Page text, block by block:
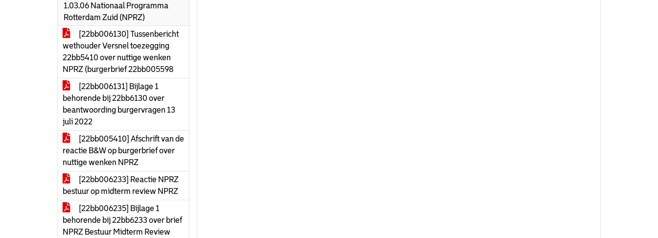
1.03.06 Nationaal Programma
Rotterdam Zuid (NPRZ)
[22bb006130] Tussenbericht
wethouder Versnel toezegging
22bb5410 over nuttige wenken
NPRZ (burgerbrief 22bb005598
[22bb006131] Bijlage 1
behorende bij 22bb6130 over
beantwoording burgervragen 13
juli 2022
[22bb005410] Afschrift van de
reactie B&W op burgerbrief over
nuttige wenken NPRZ
[22bb006233] Reactie NPRZ
bestuur op midterm review NPRZ
[22bb006235] Bijlage 1
behorende bij 22bb6233 over brief
NPRZ Bestuur Midterm Review